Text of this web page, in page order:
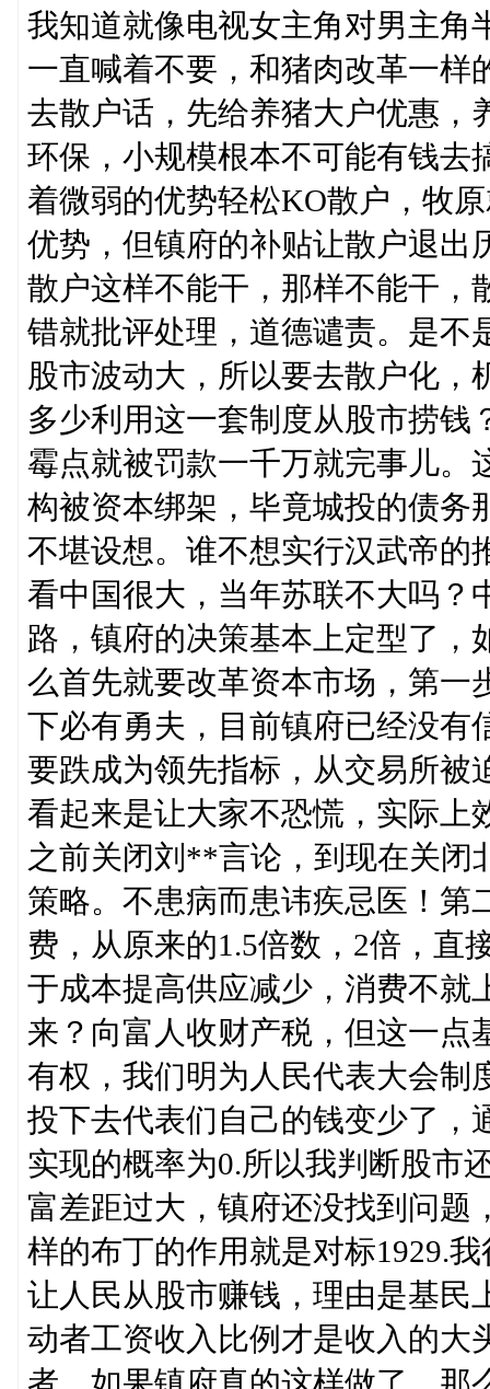
我知道就像电视女主角对男主角
一直喊着不要，和猪肉改革一样
去散户话，先给养猪大户优惠，
环保，小规模根本不可能有钱去
着微弱的优势轻松KO散户，牧
优势，但镇府的补贴让散户退出
散户这样不能干，那样不能干，
错就批评处理，道德谴责。是不
股市波动大，所以要去散户化，
多少利用这一套制度从股市捞钱
霉点就被罚款一千万就完事儿。
构被资本绑架，毕竟城投的债务
不堪设想。谁不想实行汉武帝的
看中国很大，当年苏联不大吗？
路，镇府的决策基本上定型了，
么首先就要改革资本市场，第一
下必有勇夫，目前镇府已经没有
要跌成为领先指标，从交易所被
看起来是让大家不恐慌，实际上
之前关闭刘**言论，到现在关闭
策略。不患病而患讳疾忌医！第
费，从原来的1.5倍数，2倍，直
于成本提高供应减少，消费不就
来？向富人收财产税，但这一点
有权，我们明为人民代表大会制
投下去代表们自己的钱变少了，
实现的概率为0.所以我判断股市
富差距过大，镇府还没找到问题
样的布丁的作用就是对标1929.
让人民从股市赚钱，理由是基民
动者工资收入比例才是收入的大